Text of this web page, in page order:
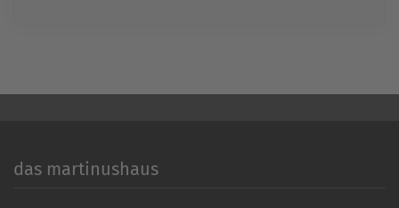
das martinushaus